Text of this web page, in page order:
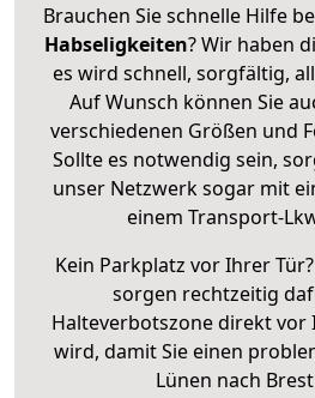
Brauchen Sie schnelle Hilfe
Habseligkeiten? Wir haben
es wird schnell, sorgfältig,
Auf Wunsch können Sie
verschiedenen Größen und
Sollte es notwendig sein,
unser Netzwerk sogar mit
einem Transport-
Kein Parkplatz vor Ihrer
sorgen rechtzeitig
Halteverbotszone direkt
wird, damit Sie einen
Lünen nach